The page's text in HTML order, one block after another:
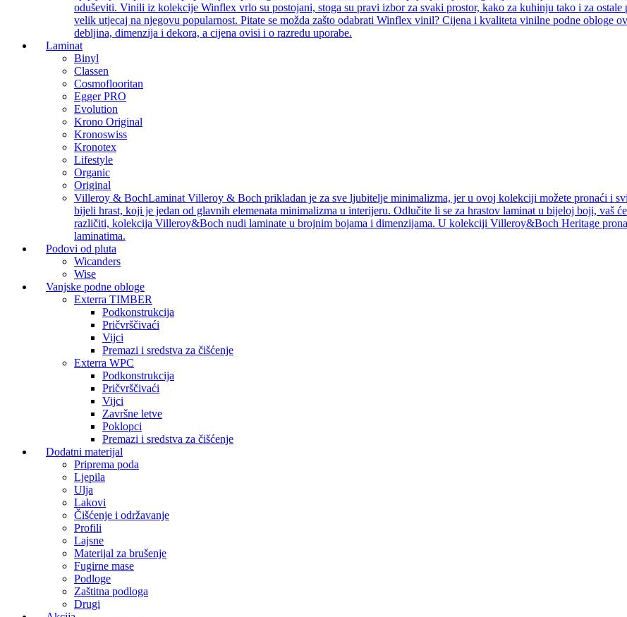
oduševiti. Vinili iz kolekcije Winflex vrlo su postojani, stoga su pravi izbor za svaki prostor, kako za kuhinju tako i za
velik utjecaj na njegovu popularnost. Pitate se možda zašto odabrati Winflex vinil? Cijena i kvaliteta vinilne podne obloge
debljina, dimenzija i dekora, a cijena ovisi i o razredu uporabe.
Laminat
Binyl
Classen
Cosmoflooritan
Egger PRO
Evolution
Krono Original
Kronoswiss
Kronotex
Lifestyle
Organic
Original
Villeroy & BochLaminat Villeroy & Boch prikladan je za sve ljubitelje minimalizma, jer u ovoj kolekciji možete pronaći i
bijeli hrast, koji je jedan od glavnih elemenata minimalizma u interijeru. Odlučite li se za hrastov laminat u bijeloj boji, vaš
različiti, kolekcija Villeroy&Boch nudi laminate u brojnim bojama i dimenzijama. U kolekciji Villeroy&Boch Heritage
laminatima.
Podovi od pluta
Wicanders
Wise
Vanjske podne obloge
Exterra TIMBER
Podkonstrukcija
Pričvrščivaći
Vijci
Premazi i sredstva za čišćenje
Exterra WPC
Podkonstrukcija
Pričvrščivaći
Vijci
Završne letve
Poklopci
Premazi i sredstva za čišćenje
Dodatni materijal
Priprema poda
Ljepila
Ulja
Lakovi
Čišćenje i održavanje
Profili
Lajsne
Materijal za brušenje
Fugirne mase
Podloge
Zaštitna podloga
Drugi